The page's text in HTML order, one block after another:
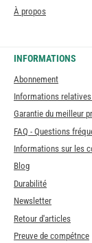
À propos
INFORMATIONS
Abonnement
Informations
Garantie du meilleur
FAQ - Questions
Informations sur les
Blog
Durabilité
Newsletter
Retour d'articles
Preuve de compétnce